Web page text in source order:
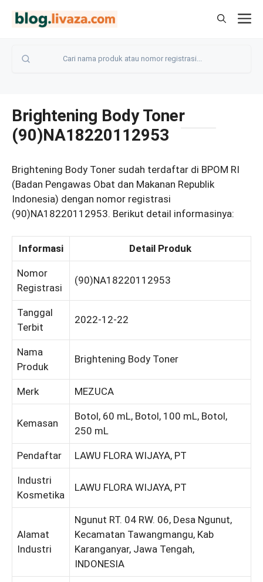
Brightening Body Toner
(90)NA18220112953
Brightening Body Toner sudah terdaftar di BPOM RI
(Badan Pengawas Obat dan Makanan Republik
Indonesia) dengan nomor registrasi
(90)NA18220112953. Berikut detail informasinya:
Informasi Detail Produk
Nomor
Registrasi
(90)NA18220112953
Tanggal
Terbit
2022-12-22
Nama
Produk
Brightening Body Toner
Merk MEZUCA
Kemasan
Botol, 60 mL, Botol, 100 mL, Botol,
250 mL
Pendaftar LAWU FLORA WIJAYA, PT
Industri
Kosmetika
LAWU FLORA WIJAYA, PT
Alamat
Industri
Ngunut RT. 04 RW. 06, Desa Ngunut,
Kecamatan Tawangmangu, Kab
Karanganyar, Jawa Tengah,
INDONESIA